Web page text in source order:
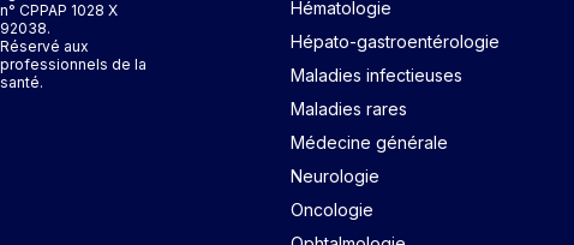
n° CPPAP 1028 X
92038.
Réservé aux
professionnels de la
santé.
Hématologie
Hépato-gastroentérologie
Maladies infectieuses
Maladies rares
Médecine générale
Neurologie
Oncologie